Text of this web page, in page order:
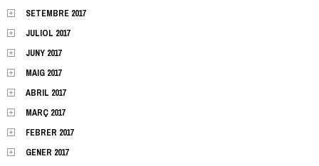
SETEMBRE 2017
JULIOL 2017
JUNY 2017
MAIG 2017
ABRIL 2017
MARÇ 2017
FEBRER 2017
GENER 2017